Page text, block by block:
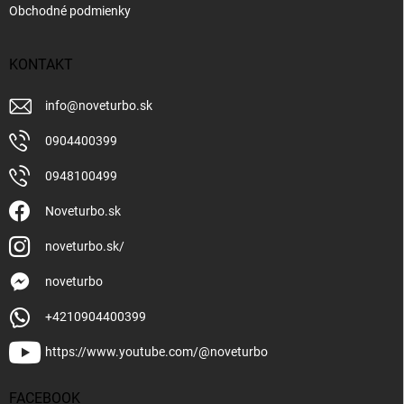
Obchodné podmienky
KONTAKT
info@noveturbo.sk
0904400399
0948100499
Noveturbo.sk
noveturbo.sk/
noveturbo
+4210904400399
https://www.youtube.com/@noveturbo
FACEBOOK